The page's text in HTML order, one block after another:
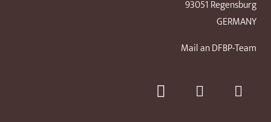
93051 Regensburg
GERMANY
Mail an DFBP-Team